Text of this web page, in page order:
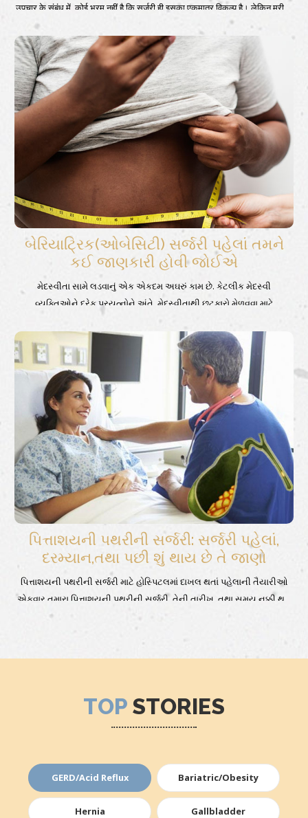
उपचार के संबंध में, कोई भ्रम नहीं है कि सर्जरी ही इसका एकमात्र विकल्प है। लेकिन मरीजों
के मन में इस बारे में कई शंकाएं और सवाल होते हैं कि उन्हें किस तरह की सर्जरी का विकल्प
चुनना चाहिए, ओपन सर्जरी या लैप्रोस्कोपिक हर्निया सर्जरी? यहां हम दोनों तरीकों के फायदे
और नुकसान के बारे में विस्तारसे बात करेंगे। ताकि आप अपनी स्थिति के अनुरूप सर्वोत्तम
सर्जरी का विकल्प चुन सकें।
બેરિયાટ્રિક(ઓબેસિટી) સર્જરી પહેલાં તમને
કઈ જાણકારી હોવી જોઈએ
મેદસ્વીતા સામે લડવાનું એક એકદમ અઘરું કામ છે. કેટલીક મેદસ્વી
વ્યક્તિઓને દરેક પ્રયત્નોને અંતે, મેદસ્વીતાથી છુટકારો મેળવવા માટે
કરવાનો નિર્ણય એ એક મોટો નિર્ણય છે. આખરી નિર્ણય લેતા પહેલાં મેદસ્વી
વ્યક્તિ, ઘણી બધી શંકાઓ અને તથ્યો વિષે તપાસ કરે છે.અહીં, મેઁ તેઓની
કેટલાંક સામાન્ય શંકાઓ વિષે સમજાવીને તેવી વ્યક્તિઓની મદદ કરવાનો
પ્રયત્ન કર્યો છે. બેરિયાટ્રિક(ઓબેસિટી) સર્જરી પહેલાં તમને કઈ જાણકારી
હોવી જોઈએ, અહીં તે બતાવવામા આવી છે.
પિત્તાશયની પથરીની સર્જરી: સર્જરી પહેલાં,
દરમ્યાન,તથા પછી શું થાય છે તે જાણો
પિત્તાશયની પથરીની સર્જરી માટે હોસ્પિટલમાં દાખલ થતાં પહેલાની તૈયારીઓ
એકવાર તમારા પિત્તાશયની પથરીની સર્જરી, તેની તારીખ, તથા સમય નક્કી થઈ
જાય ત્યારબાદ, સજિર્કલ ટીમ ઓપરેશનના સમયની માહિતી આપવા માટે
Continue reading
TOP STORIES
GERD/Acid Reflux Bariatric/Obesity
Hernia Gallbladder